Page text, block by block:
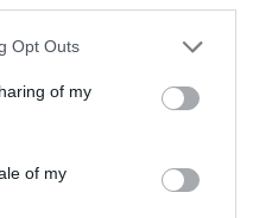
uses one or more Google
behaviour. You may click to
and its third-party tags to
purposes in below Google
Opt Outs
of my
of my